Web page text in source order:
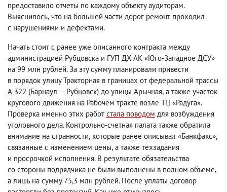
предоставило отчеты по каждому объекту аудиторам.
Выяснилось, что на большей части дорог ремонт проходил
с нарушениями и дефектами.
Начать стоит с ранее уже описанного контракта между
администрацией Рубцовска и ГУП ДХ АК «Юго-Западное ДСУ»
на 99 млн рублей. За эту сумму планировали привести
в порядок улицу Тракторная в границах от федеральной трассы
А-322 (Барнаул — Рубцовск) до улицы Арычная, а также участок
кругового движения на Рабочем тракте возле ТЦ «Радуга».
Проверка именно этих работ стала поводом для возбуждения
уголовного дела. Контрольно-счетная палата также обратила
внимание на странности, которые ранее описывал «Банкфакс»,
связанные с изменением цены, а также техзадания
и просрочкой исполнения. В результате обязательства
со стороны подрядчика не были выполнены в полном объеме,
а лишь на сумму 75,3 млн рублей. После уплаты договор